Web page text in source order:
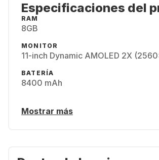
Especificaciones del
RAM
8GB
MONITOR
11-inch Dynamic AMOLED 2X
BATERÍA
8400 mAh
Mostrar más